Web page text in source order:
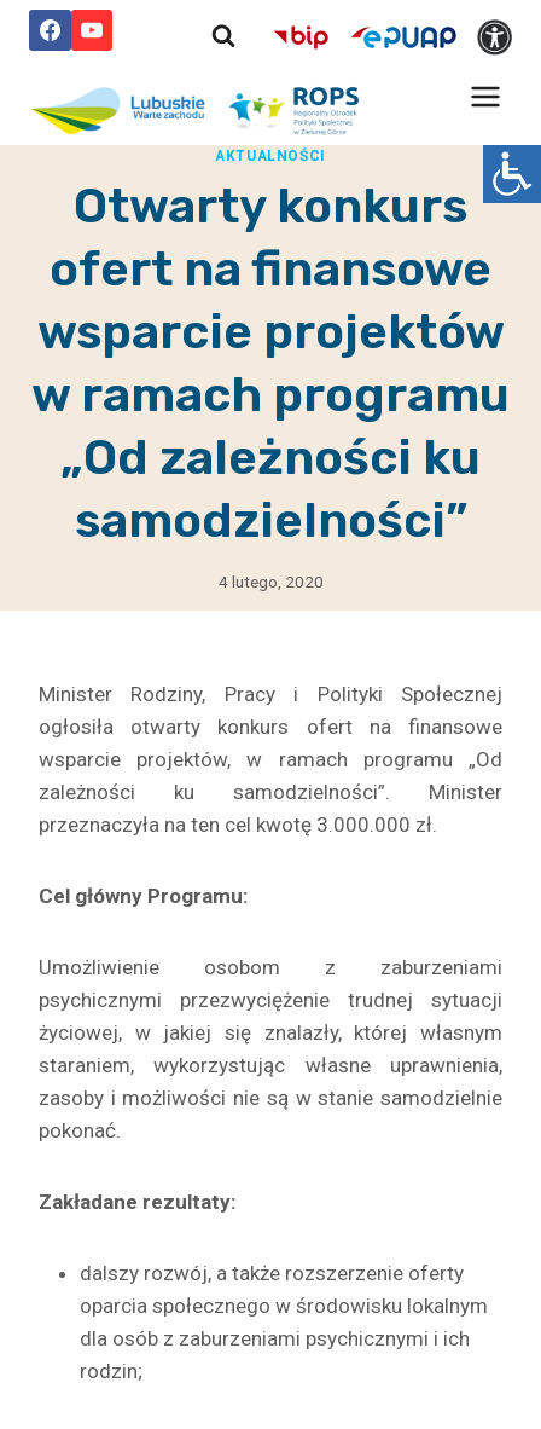
Przejdź
AKTUALNOŚCI
Otwarty konkurs
ofert na finansowe
wsparcie projektów
w ramach programu
„Od zależności ku
samodzielności”
4 lutego, 2020
Minister Rodziny, Pracy i Polityki Społecznej
ogłosiła otwarty konkurs ofert na finansowe
wsparcie projektów, w ramach programu „Od
zależności ku samodzielności”. Minister
przeznaczyła na ten cel kwotę 3.000.000 zł.
Cel główny Programu:
Umożliwienie osobom z zaburzeniami
psychicznymi przezwyciężenie trudnej sytuacji
życiowej, w jakiej się znalazły, której własnym
staraniem, wykorzystując własne uprawnienia,
zasoby i możliwości nie są w stanie samodzielnie
pokonać.
Zakładane rezultaty:
dalszy rozwój, a także rozszerzenie oferty
oparcia społecznego w środowisku lokalnym
dla osób z zaburzeniami psychicznymi i ich
rodzin;